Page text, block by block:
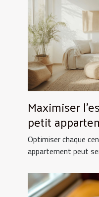
Maximiser
petit
Optimiser chaque
appartement peut